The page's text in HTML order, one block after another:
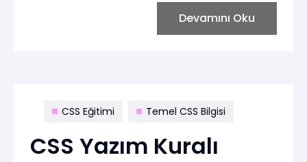
fontlarını, boyutlarını ve düzenini kontrol
etmemizi sağlar. CSS, web tasarımcılarına ve
Devamını Oku
CSS Eğitimi Temel CSS Bilgisi
CSS Yazım Kuralı